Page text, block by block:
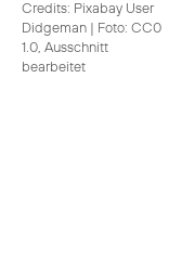
Credits: Pixabay User
Didgeman | Foto: CC0
1.0, Ausschnitt
bearbeitet